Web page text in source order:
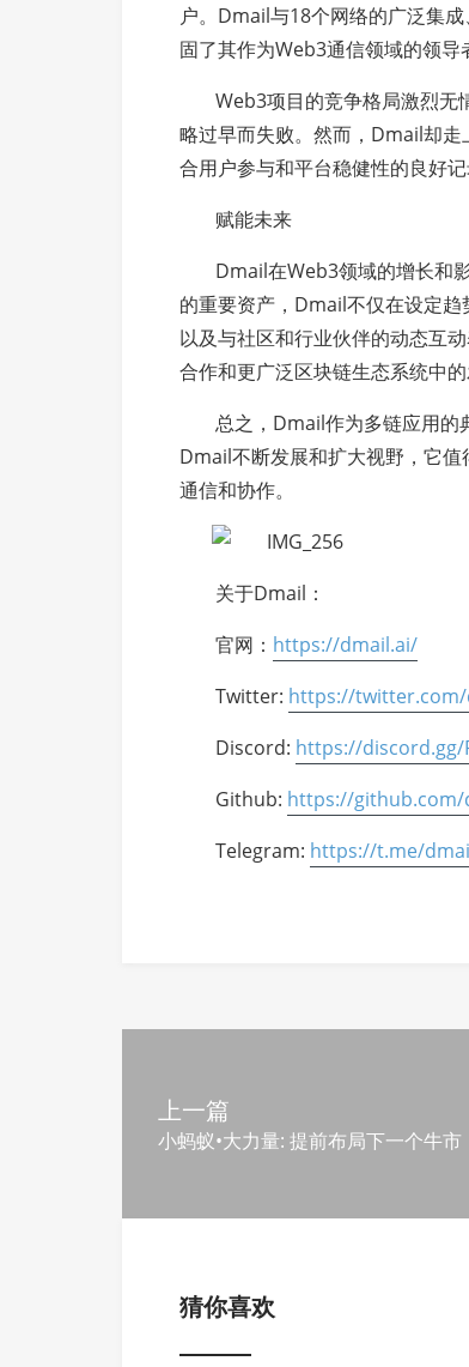
户。Dmail与18个网络的广泛集
固了其作为Web3通信领域的领导
Web3项目的竞争格局激烈无
略过早而失败。然而，Dmail却
合用户参与和平台稳健性的良好
赋能未来
Dmail在Web3领域的增长和
的重要资产，Dmail不仅在设定
以及与社区和行业伙伴的动态互
合作和更广泛区块链生态系统中的
总之，Dmail作为多链应用的
Dmail不断发展和扩大视野，它
通信和协作。
关于Dmail：
官网： https://dmail.ai/
Twitter: https://
Discord: https://discord.gg/
Github: https://github.com/
Telegram: https://t.me/
上一篇
小蚂蚁•大力量: 提前布局下一个牛市
猜你喜欢